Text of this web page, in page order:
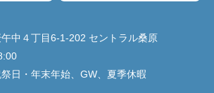
中４丁目6-1-202 セントラル桑原
日・年末年始、GW、夏季休暇